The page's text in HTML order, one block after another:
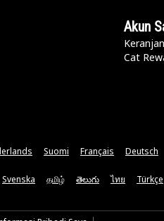
Akun
Cat
Suomi Français Deutsch
Svenska தமிழ் తెలుగు ไทย Türkçe